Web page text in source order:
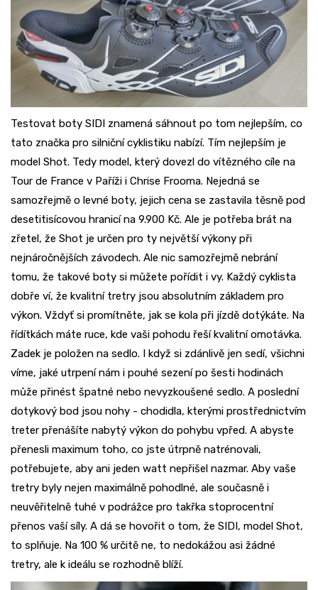
Testovat boty SIDI znamená sáhnout po tom nejlepším, co
tato značka pro silniční cyklistiku nabízí. Tím nejlepším je
model Shot. Tedy model, který dovezl do vítězného cíle na
Tour de France v Paříži i Chrise Frooma. Nejedná se
samozřejmě o levné boty, jejich cena se zastavila těsně pod
desetitisícovou hranicí na 9.900 Kč. Ale je potřeba brát na
zřetel, že Shot je určen pro ty největší výkony při
nejnáročnějších závodech. Ale nic samozřejmě nebrání
tomu, že takové boty si můžete pořídit i vy. Každý cyklista
dobře ví, že kvalitní tretry jsou absolutním základem pro
výkon. Vždyť si promítněte, jak se kola při jízdě dotýkáte. Na
řídítkách máte ruce, kde vaši pohodu řeší kvalitní omotávka.
Zadek je položen na sedlo. I když si zdánlivě jen sedí, všichni
víme, jaké utrpení nám i pouhé sezení po šesti hodinách
může přinést špatné nebo nevyzkoušené sedlo. A poslední
dotykový bod jsou nohy - chodidla, kterými prostřednictvím
treter přenášíte nabytý výkon do pohybu vpřed. A abyste
přenesli maximum toho, co jste útrpně natrénovali,
potřebujete, aby ani jeden watt nepřišel nazmar. Aby vaše
tretry byly nejen maximálně pohodlné, ale současně i
neuvěřitelně tuhé v podrážce pro takřka stoprocentní
přenos vaší síly. A dá se hovořit o tom, že SIDI, model Shot,
to splňuje. Na 100 % určitě ne, to nedokážou asi žádné
tretry, ale k ideálu se rozhodně blíží.